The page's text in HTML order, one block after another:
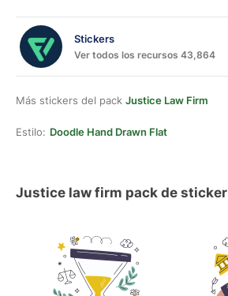
Stickers
Ver todos los recursos 43,864
Más stickers del pack Justice Law Firm
Estilo: Doodle Hand Drawn Flat
Justice law firm pack de sticker